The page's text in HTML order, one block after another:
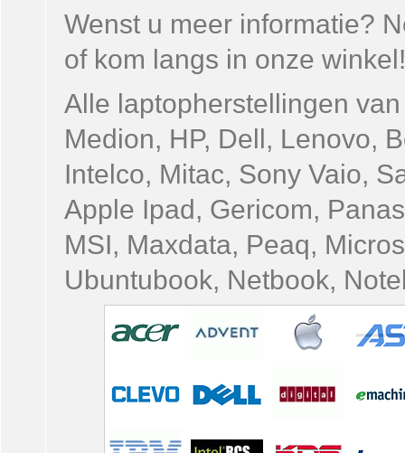
Wenst u meer informatie?
of kom langs in onze winkel!
Alle laptopherstellingen
Medion, HP, Dell, Lenovo,
Intelco, Mitac, Sony Vaio,
Apple Ipad, Gericom,
MSI, Maxdata, Peaq,
Ubuntubook, Netbook,